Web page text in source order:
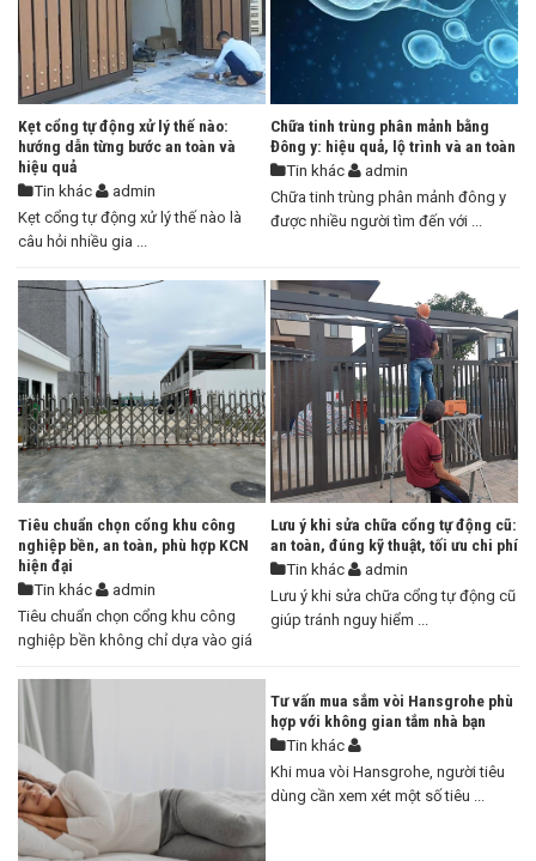
Kẹt cổng tự động xử lý thế nào:
hướng dẫn từng bước an toàn và
hiệu quả
Tin khác
admin
Kẹt cổng tự động xử lý thế nào là
câu hỏi nhiều gia ...
Chữa tinh trùng phân mảnh bằng
Đông y: hiệu quả, lộ trình và an toàn
Tin khác
admin
Chữa tinh trùng phân mảnh đông y
được nhiều người tìm đến với ...
Tiêu chuẩn chọn cổng khu công
nghiệp bền, an toàn, phù hợp KCN
hiện đại
Tin khác
admin
Tiêu chuẩn chọn cổng khu công
nghiệp bền không chỉ dựa vào giá
Lưu ý khi sửa chữa cổng tự động cũ:
an toàn, đúng kỹ thuật, tối ưu chi phí
Tin khác
admin
Lưu ý khi sửa chữa cổng tự động cũ
giúp tránh nguy hiểm ...
Tư vấn mua sắm vòi Hansgrohe phù
hợp với không gian tắm nhà bạn
Tin khác
Khi mua vòi Hansgrohe, người tiêu
dùng cần xem xét một số tiêu ...